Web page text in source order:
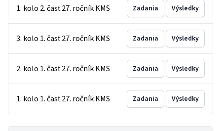
1. kolo 2. časť 27. ročník KMS Zadania Výsledky
3. kolo 1. časť 27. ročník KMS Zadania Výsledky
2. kolo 1. časť 27. ročník KMS Zadania Výsledky
1. kolo 1. časť 27. ročník KMS Zadania Výsledky